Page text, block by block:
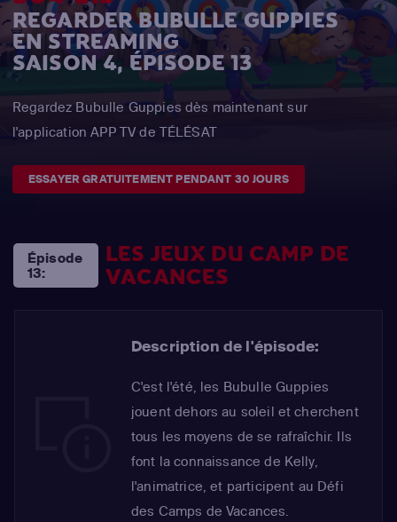
REGARDER BUBULLE GUPPIES
EN STREAMING
SAISON 4, ÉPISODE 13
Regardez Bubulle Guppies dès maintenant sur
l'application APP TV de TÉLÉSAT
ESSAYER GRATUITEMENT PENDANT 30 JOURS
Épisode
13:
LES JEUX DU CAMP DE
VACANCES
Description de l'épisode:
C'est l'été, les Bubulle Guppies
jouent dehors au soleil et cherchent
tous les moyens de se rafraîchir. Ils
font la connaissance de Kelly,
l'animatrice, et participent au Défi
des Camps de Vacances.